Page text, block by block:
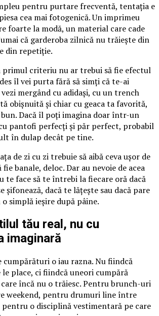
pentru purtare frecventă, tentația e
cea mai fotogenică. Un imprimeu
foarte la modă, un material care cade
că garderoba zilnică nu trăiește din
din repetiție.
primul criteriu nu ar trebui să fie efectul
îl vei purta fără să simți că te-ai
mergând cu adidași, cu un trench
obișnuită și chiar cu geaca ta favorită,
Dacă îl poți imagina doar într-un
pantofi perfecți și păr perfect, probabil
în dulap decât pe tine.
de zi cu zi trebuie să aibă ceva ușor de
banale, deloc. Dar au nevoie de acea
te face să te întrebi la fiecare oră dacă
șifonează, dacă te lățește sau dacă pare
simplă ieșire după pâine.
tău real, nu cu
imaginară
cumpărături o iau razna. Nu fiindcă
place, ci fiindcă uneori cumpără
încă nu o trăiesc. Pentru brunch-uri
weekend, pentru drumuri line între
o disciplină vestimentară pe care